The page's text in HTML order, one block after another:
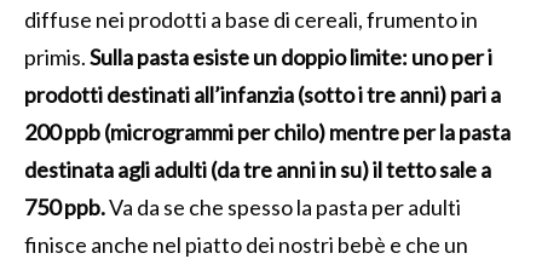
diffuse nei prodotti a base di cereali, frumento in
primis.Sulla pasta esiste un doppio limite: uno per i
prodotti destinatiall’infanzia (sotto i tre anni) pari a
200 ppb (microgrammi per chilo) mentre per la pasta
destinata agli adulti (da tre anni in su) il tetto sale a
750 ppb.Va da se che spesso la pasta per adulti
finisce anche nel piatto dei nostri bebè e che un